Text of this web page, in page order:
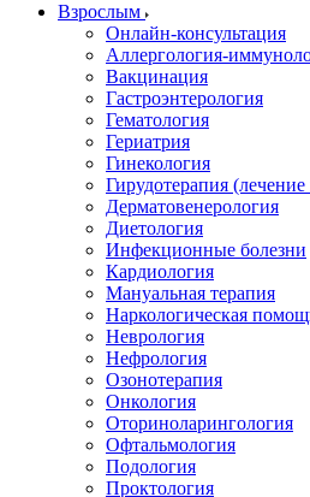
Взрослым
Онлайн-консультация
Аллергология-
Вакцинация
Гастроэнтерология
Гематология
Гериатрия
Гинекология
Гирудотерапия
Дерматовенерология
Диетология
Инфекционные болезни
Кардиология
Мануальная терапия
Наркологическая
Неврология
Нефрология
Озонотерапия
Онкология
Оториноларингология
Офтальмология
Подология
Проктология